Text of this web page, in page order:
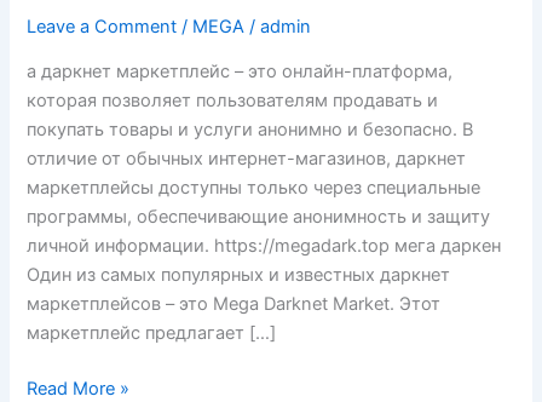
Leave a Comment / MEGA /admin
а даркнет маркетплейс – это онлайн-платформа,
которая позволяет пользователям продавать и
покупать товары и услуги анонимно и безопасно. В
отличие от обычных интернет-магазинов, даркнет
маркетплейсы доступны только через специальные
программы, обеспечивающие анонимность и защиту
личной информации. https://megadark.top мега даркен
Один из самых популярных и известных даркнет
маркетплейсов – это Mega Darknet Market. Этот
маркетплейс предлагает […]
ДАРКНЕТ
Read More »